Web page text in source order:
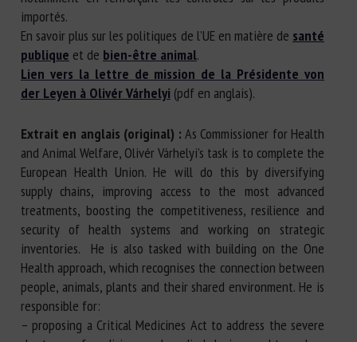
importés.
En savoir plus sur les politiques de l’UE en matière de santé
publique et de bien-être animal.
Lien vers la lettre de mission de la Présidente von
der Leyen à Olivér Várhelyi (pdf en anglais).
Extrait en anglais (original) : As Commissioner for Health
and Animal Welfare, Olivér Várhelyi’s task is to complete the
European Health Union. He will do this by diversifying
supply chains, improving access to the most advanced
treatments, boosting the competitiveness, resilience and
security of health systems and working on strategic
inventories. He is also tasked with building on the One
Health approach, which recognises the connection between
people, animals, plants and their shared environment. He is
responsible for:
– proposing a Critical Medicines Act to address the severe